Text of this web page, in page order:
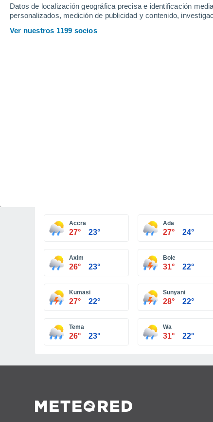
Datos de localización geográfica precisa e identificación
personalizados, medición de publicidad y contenido,
Ver nuestros 1199 socios
Takoradi
Accra
27° 23°
Ada
27° 24°
Axim
26° 23°
Bole
31° 22°
Kumasi
27° 22°
Sunyani
28° 22°
Tema
26° 23°
Wa
31° 22°